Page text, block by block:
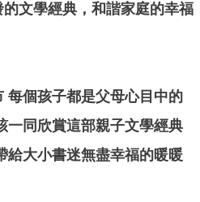
文學經典，和諧家庭的幸福
每個孩子都是父母心目中的
一同欣賞這部親子文學經典
給大小書迷無盡幸福的暖暖